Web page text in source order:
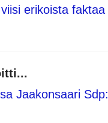
erikoista
Jaakonsaari